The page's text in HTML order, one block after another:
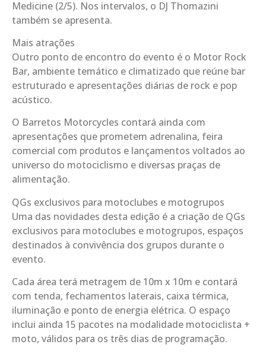
Medicine (2/5). Nos intervalos, o DJ Thomazini
também se apresenta.
Mais atrações
Outro ponto de encontro do evento é o Motor Rock
Bar, ambiente temático e climatizado que reúne bar
estruturado e apresentações diárias de rock e pop
acústico.
O Barretos Motorcycles contará ainda com
apresentações que prometem adrenalina, feira
comercial com produtos e lançamentos voltados ao
universo do motociclismo e diversas praças de
alimentação.
QGs exclusivos para motoclubes e motogrupos
Uma das novidades desta edição é a criação de QGs
exclusivos para motoclubes e motogrupos, espaços
destinados à convivência dos grupos durante o
evento.
Cada área terá metragem de 10m x 10m e contará
com tenda, fechamentos laterais, caixa térmica,
iluminação e ponto de energia elétrica. O espaço
inclui ainda 15 pacotes na modalidade motociclista +
moto, válidos para os três dias de programação.